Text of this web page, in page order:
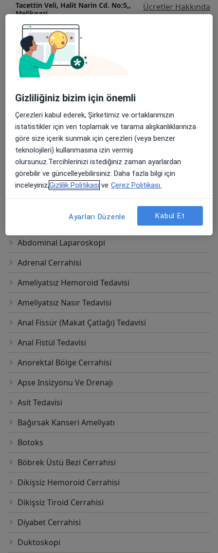
Tacettin Veli, Halit Narin Cd. No:5,,
Melikgazi
Ücretler Hakkında
Kayseri Kızılay Hastanesi
Mide Botoksu
Tacettin Veli, Halit Narin Cd. No:5,,
Melikgazi
Tacettin Veli, Halit Narin Cd. No:5,,
Melikgazi
Ücretler Hakkında
Kayseri Kızılay Hastanesi
Tüp Mide Ameliyatı
Tacettin Veli, Halit Narin Cd. No:5,,
Ücretler Hakkında
Abdominal Laparoskopi
Adrenal Cerrahisi
Ameliyatsız Hemoroid Tedavisi
Ameliyatsız Nasır Tedavisi
Anal Fissür (Makat Çatlağı) Tedavisi
Anal Fistül Tedavisi
Anorektal Bölge Cerrahisi
Apse Insizyonu Ve Drenajı
Asit Tedavisi
Bağırsak Kanseri Ameliyatı
Botoks
Böbrek Üstü Bezi Cerrahisi
Dikişsiz Hemoroid Cerrahisi
Dikişsiz Tiroid Cerrahisi
Diyabet Cerrahisi
Duktoskopi
Gizliliğiniz bizim için önemli
Çerezleri kabul ederek, Şirketimiz ve ortaklarımızın
istatistikler için veri toplamak ve tarama alışkanlıklarınıza
göre size içerik sunmak için çerezleri (veya benzer
teknolojileri) kullanmasına izin vermiş
olursunuz.Tercihlerinizi istediğiniz zaman ayarlardan
görebilir ve güncelleyebilirsiniz. Daha fazla bilgi için
inceleyiniz,Gizlilik Politikası ve Çerez Politikası.
Ayarları Düzenle Kabul Et